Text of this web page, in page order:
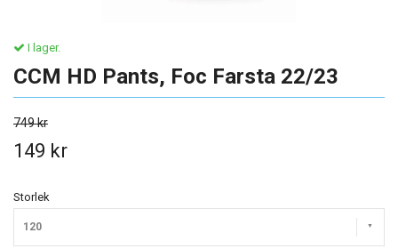
I lager.
CCM HD Pants, Foc Farsta 22/23
749 kr
149 kr
Storlek
120